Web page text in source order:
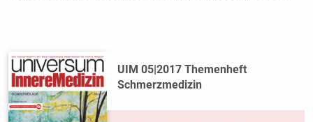
UIM 05|2017 Themenheft
Schmerzmedizin